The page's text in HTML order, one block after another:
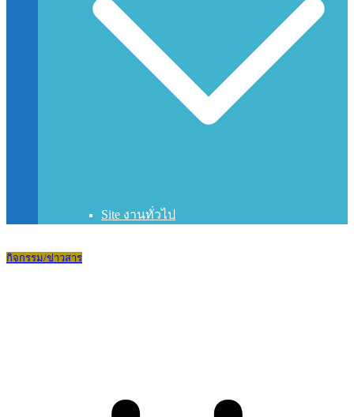
Site งานทั่วไป
กิจกรรม/ข่าวสาร